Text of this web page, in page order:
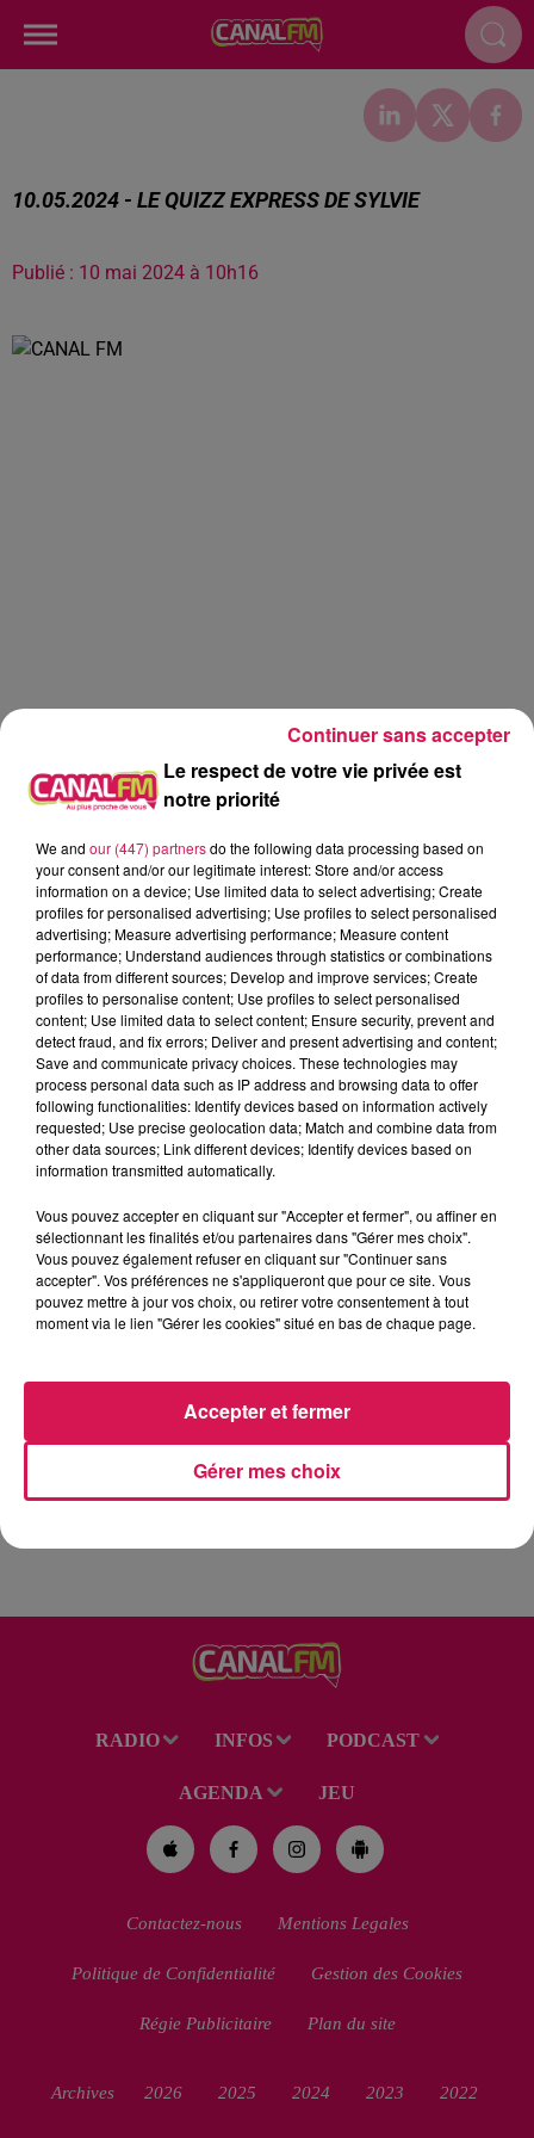
10.05.2024 - LE QUIZZ EXPRESS DE SYLVIE
Publié : 10 mai 2024 à 10h16
Le Réveil de Canal FM
0:00 2 min 36 sec
10 mai 2024 - 2 min 36 sec
10.05.2024 - LE QUIZZ EXPRESS DE SYLVIE
RADIO INFOS PODCAST
AGENDA JEU
Contactez-nous Mentions Legales
Politique de Confidentialité Gestion des Cookies
Régie Publicitaire Plan du site
Archives 2026 2025 2024 2023 2022
Le respect de votre vie privée est
notre priorité
We and our (447) partnersdo the following data processing based on
your consent and/or our legitimate interest: Store and/or access
information on a device; Use limited data to select advertising; Create
profiles for personalised advertising; Use profiles to select personalised
advertising; Measure advertising performance; Measure content
performance; Understand audiences through statistics or combinations
of data from different sources; Develop and improve services; Create
profiles to personalise content; Use profiles to select personalised
content; Use limited data to select content; Ensure security, prevent and
detect fraud, and fix errors; Deliver and present advertising and content;
Save and communicate privacy choices. These technologies may
process personal data such as IP address and browsing data to offer
following functionalities: Identify devices based on information actively
requested; Use precise geolocation data; Match and combine data from
other data sources; Link different devices; Identify devices based on
information transmitted automatically.
Vous pouvez accepter en cliquant sur "Accepter et fermer", ou affiner en
sélectionnant les finalités et/ou partenaires dans "Gérer mes choix".
Vous pouvez également refuser en cliquant sur "Continuer sans
accepter". Vos préférences ne s'appliqueront que pour ce site. Vous
pouvez mettre à jour vos choix, ou retirer votre consentement à tout
moment via le lien "Gérer les cookies" situé en bas de chaque page.
Gérer mes choix
Accepter et fermer
Continuer sans accepter